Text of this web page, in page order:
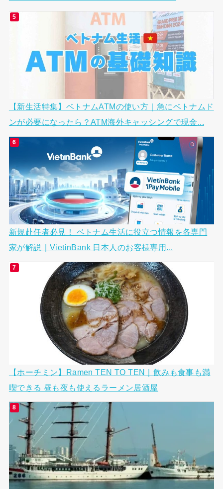
【新生活特集】ベトナムATMの使い方｜急にベトナムド
ンが必要になったら？ATM海外キャッシングで現金...
新規赴任者必見！ ベトナム生活に役立つ情報を各専門
家が解説｜VietinBank 日本人のお客様専用...
【ホーチミン】Ramen TEN TO TEN｜飲みも食事も満
喫できる 昼も夜も使えるラーメン居酒屋